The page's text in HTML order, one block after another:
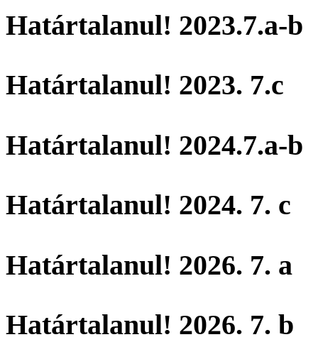
Határtalanul! 2023.7.a-b
Határtalanul! 2023. 7.c
Határtalanul! 2024.7.a-b
Határtalanul! 2024. 7. c
Határtalanul! 2026. 7. a
Határtalanul! 2026. 7. b